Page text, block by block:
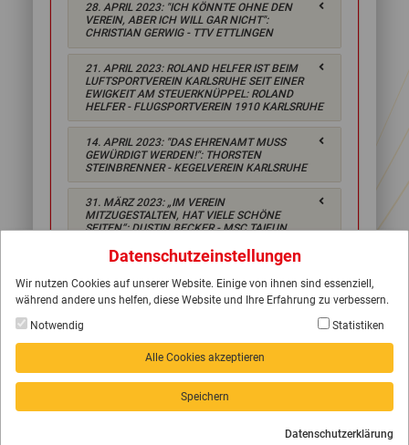
Datenschutzeinstellungen
Wir nutzen Cookies auf unserer Website. Einige von ihnen sind essenziell,
während andere uns helfen, diese Website und Ihre Erfahrung zu verbessern.
Notwendig
Statistiken
Alle Cookies akzeptieren
Speichern
Datenschutzerklärung
28. APRIL 2023: "ICH KÖNNTE OHNE DEN
VEREIN, ABER ICH WILL GAR NICHT":
CHRISTIAN GERWIG - TTV ETTLINGEN
21. APRIL 2023: ROLAND HELFER IST BEIM
LUFTSPORTVEREIN KARLSRUHE SEIT EINER
EWIGKEIT AM STEUERKNÜPPEL: ROLAND
HELFER - FLUGSPORTVEREIN 1910 KARLSRUHE
14. APRIL 2023: "DAS EHRENAMT MUSS
GEWÜRDIGT WERDEN!": THORSTEN
STEINBRENNER - KEGELVEREIN KARLSRUHE
31. MÄRZ 2023: „IM VEREIN
MITZUGESTALTEN, HAT VIELE SCHÖNE
SEITEN“: DUSTIN BECKER - MSC TAIFUN
24. MÄRZ 2023: „EIN EINSATZ ZUGUNSTEN
DER GESELLSCHAFT“: MANFRED
STADTMÜLLER - TV FRIEDRICHSTAL
BOOT“: SABINE GROBS - TSG BLANKENLOCH
10. MÄRZ 2023: „ICH HABE MIR KEIN LIMIT
ZUM AUFHÖREN GESETZT“: SIEGFRIED OCHS -
TSV SPESSART